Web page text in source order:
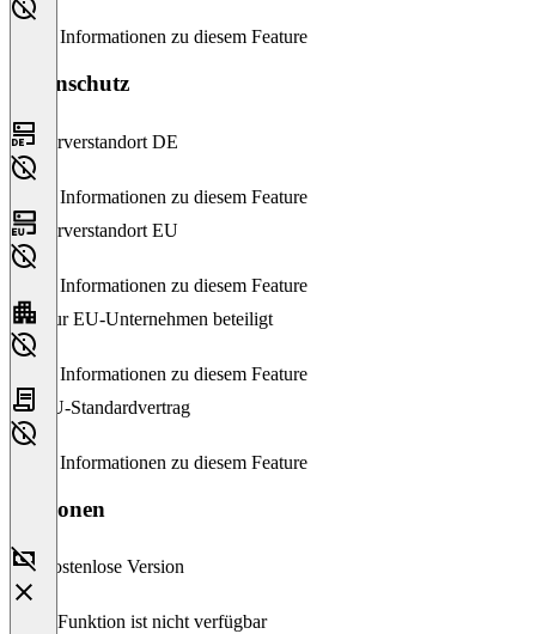
Keine Informationen zu diesem Feature
Datenschutz
Serverstandort DE
Keine Informationen zu diesem Feature
Serverstandort EU
Keine Informationen zu diesem Feature
Nur EU-Unternehmen beteiligt
Keine Informationen zu diesem Feature
EU-Standardvertrag
Keine Informationen zu diesem Feature
Versionen
Kostenlose Version
Diese Funktion ist nicht verfügbar